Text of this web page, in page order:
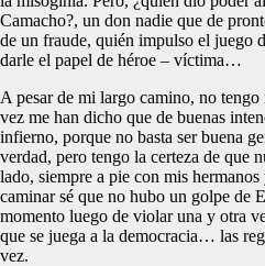
Camacho?, un don nadie que de
de un fraude, quién impulso el juego
darle el papel de héroe – víctima…
A pesar de mi largo camino, no
vez me han dicho que de buenas
infierno, porque no basta ser buena
verdad, pero tengo la certeza de que
lado, siempre a pie con mis hermanos
caminar sé que no hubo un golpe de
momento luego de violar una y otra
que se juega a la democracia… las
vez.